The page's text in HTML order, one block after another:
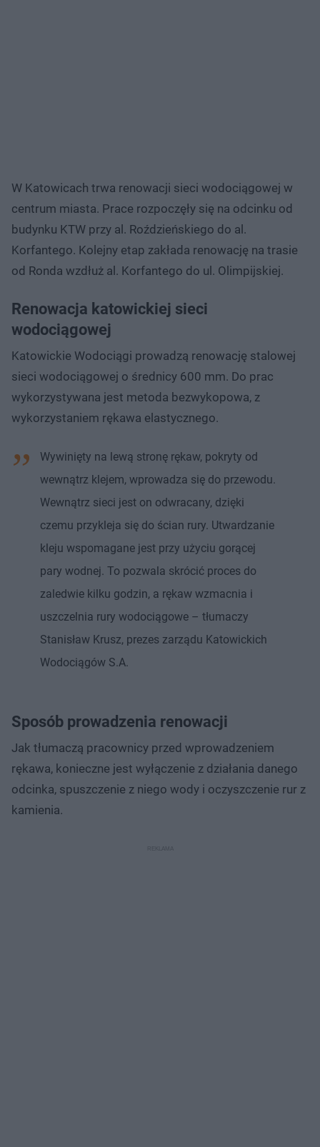
W Katowicach trwa renowacji sieci wodociągowej w
centrum miasta. Prace rozpoczęły się na odcinku od
budynku KTW przy al. Roździeńskiego do al.
Korfantego. Kolejny etap zakłada renowację na trasie
od Ronda wzdłuż al. Korfantego do ul. Olimpijskiej.
Renowacja katowickiej sieci
wodociągowej
Katowickie Wodociągi prowadzą renowację stalowej
sieci wodociągowej o średnicy 600 mm. Do prac
wykorzystywana jest metoda bezwykopowa, z
wykorzystaniem rękawa elastycznego.
Wywinięty na lewą stronę rękaw, pokryty od
wewnątrz klejem, wprowadza się do przewodu.
Wewnątrz sieci jest on odwracany, dzięki
czemu przykleja się do ścian rury. Utwardzanie
kleju wspomagane jest przy użyciu gorącej
pary wodnej. To pozwala skrócić proces do
zaledwie kilku godzin, a rękaw wzmacnia i
uszczelnia rury wodociągowe – tłumaczy
Stanisław Krusz, prezes zarządu Katowickich
Wodociągów S.A.
Sposób prowadzenia renowacji
Jak tłumaczą pracownicy przed wprowadzeniem
rękawa, konieczne jest wyłączenie z działania danego
odcinka, spuszczenie z niego wody i oczyszczenie rur z
kamienia.